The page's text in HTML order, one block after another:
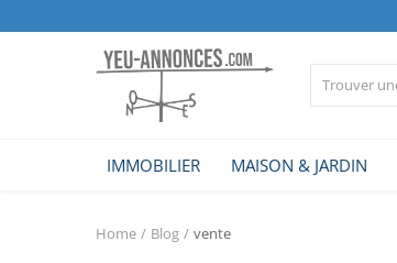
IMMOBILIER MAISON & JARDIN
Home Blog vente